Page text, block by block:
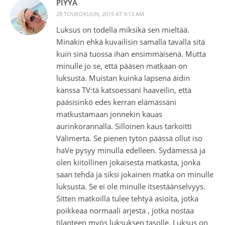
PIYYA
28 TOUKOKUUN, 2019 AT 9:13 AM
Luksus on todella miksikä sen mieltää.
Minäkin ehkä kuvailisin samalla tavalla sitä
kuin sinä tuossa ihan ensimmäisenä. Mutta
minulle jo se, että pääsen matkaan on
luksusta. Muistan kuinka lapsena äidin
kanssa TV:tä katsoessani haaveilin, että
pääsisinkö edes kerran elämässäni
matkustamaan jonnekin kauas
aurinkorannalla. Silloinen kaus tarkoitti
Välimerta. Se pienen tytön päässä ollut iso
haVe pysyy minulla edelleen. Sydämessä ja
olen kiitollinen jokaisesta matkasta, jonka
saan tehdä ja siksi jokainen matka on minulle
luksusta. Se ei ole minulle itsestäänselvyys.
Sitten matkoilla tulee tehtyä asioita, jotka
poikkeaa normaali arjesta , jotka nostaa
tilanteen myös luksuksen tasolle. Luksus on